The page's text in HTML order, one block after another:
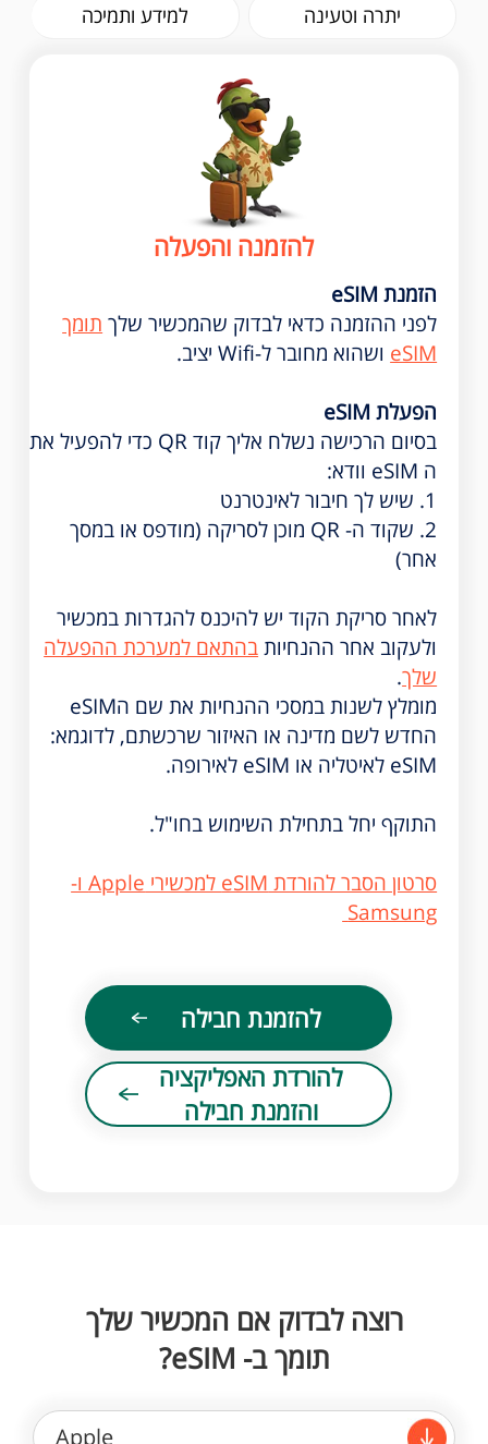
יתרה וטעינה למידע ותמיכה
להזמנה והפעלה
הזמנת eSIM
לפני ההזמנה כדאי לבדוק שהמכשיר שלך תומך
eSIM ושהוא מחובר ל-Wifi יציב.
הפעלת eSIM
בסיום הרכישה נשלח אליך קוד QR כדי להפעיל את
ה eSIM וודא:
1. שיש לך חיבור לאינטרנט
2. שקוד ה- QR מוכן לסריקה (מודפס או במסך
אחר)
לאחר סריקת הקוד יש להיכנס להגדרות במכשיר
ולעקוב אחר ההנחיותבהתאם למערכת ההפעלה
שלך.
מומלץ לשנות במסכי ההנחיות את שם הeSIM
החדש לשם מדינה או האיזור שרכשתם, לדוגמא:
eSIM לאיטליה או eSIM לאירופה.
התוקף יחל בתחילת השימוש בחו"ל.
סרטון הסבר להורדת eSIM למכשירי Apple ו-
Samsung
להזמנת חבילה
להורדת האפליקציה
והזמנת חבילה
רוצה לבדוק אם המכשיר שלך
תומך ב- eSIM?
Apple